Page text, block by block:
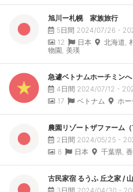
旭川ー札幌 家族旅行
5日間 2024/07/26 -
12
日本
北海道,
物園, 美瑛
急遽ベトナムホーチミンへ
4日間 2024/07/12 -
17
ベトナム ホ
農園リゾートザファーム（
2日間 2024/05/25 -
8
日本 千葉県,
古民家宿 るうふ 丘之家 /
3日間 2024/04/30 -